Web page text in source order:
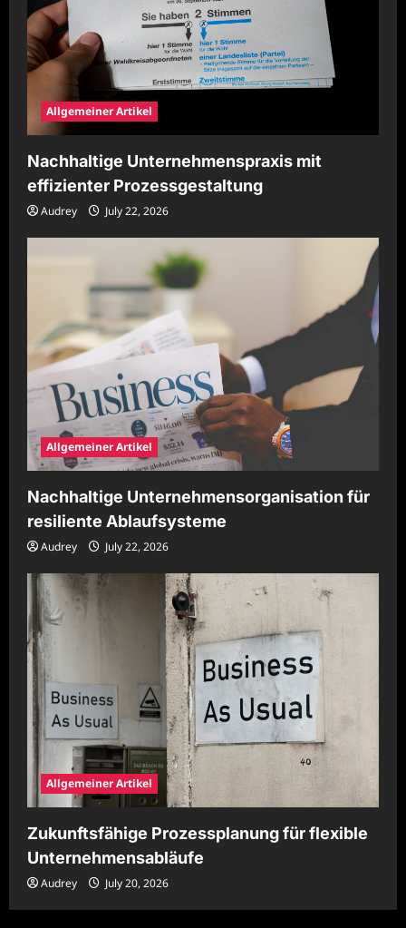
Allgemeiner Artikel
Nachhaltige Unternehmenspraxis mit
effizienter Prozessgestaltung
Audrey July 22, 2026
Allgemeiner Artikel
Nachhaltige Unternehmensorganisation für
resiliente Ablaufsysteme
Audrey July 22, 2026
Allgemeiner Artikel
Zukunftsfähige Prozessplanung für flexible
Unternehmensabläufe
Audrey July 20, 2026